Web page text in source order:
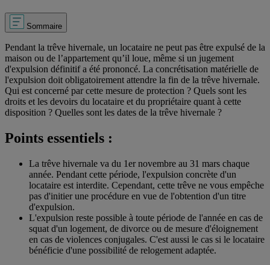
Sommaire
Pendant la trêve hivernale, un locataire ne peut pas être expulsé de la
maison ou de l’appartement qu’il loue, même si un jugement
d'expulsion définitif a été prononcé. La concrétisation matérielle de
l'expulsion doit obligatoirement attendre la fin de la trêve hivernale.
Qui est concerné par cette mesure de protection ? Quels sont les
droits et les devoirs du locataire et du propriétaire quant à cette
disposition ? Quelles sont les dates de la trêve hivernale ?
Points essentiels :
La trêve hivernale va du 1er novembre au 31 mars chaque
année. Pendant cette période, l'expulsion concrète d'un
locataire est interdite. Cependant, cette trêve ne vous empêche
pas d'initier une procédure en vue de l'obtention d'un titre
d'expulsion.
L'expulsion reste possible à toute période de l'année en cas de
squat d'un logement, de divorce ou de mesure d'éloignement
en cas de violences conjugales. C'est aussi le cas si le locataire
bénéficie d'une possibilité de relogement adaptée.